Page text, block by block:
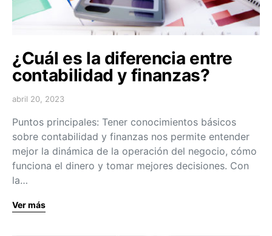
¿Cuál es la diferencia entre
contabilidad y finanzas?
abril 20, 2023
Puntos principales: Tener conocimientos básicos
sobre contabilidad y finanzas nos permite entender
mejor la dinámica de la operación del negocio, cómo
funciona el dinero y tomar mejores decisiones. Con
la…
Ver más